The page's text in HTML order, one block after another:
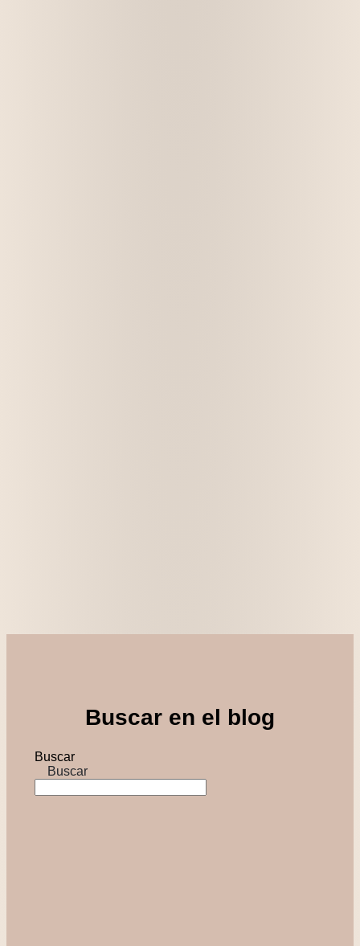
Buscar en el blog
Buscar
Buscar